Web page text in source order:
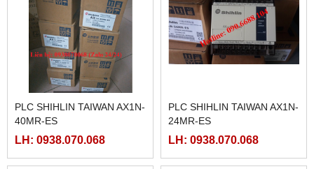
PLC SHIHLIN TAIWAN AX1N-
40MR-ES
LH: 0938.070.068
PLC SHIHLIN TAIWAN AX1N-
24MR-ES
LH: 0938.070.068